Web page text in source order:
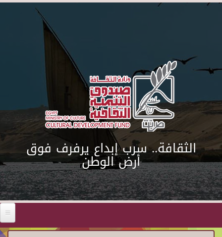
Skip to main content
الثقافة.. سرب إبداع يرفرف فوق
أرض الوطن